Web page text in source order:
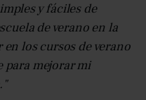
y fáciles de
de verano en la
los cursos de verano
para mejorar mi